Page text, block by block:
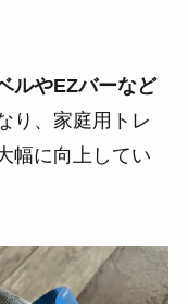
ルやEZバーなど
り、家庭用トレ
幅に向上してい